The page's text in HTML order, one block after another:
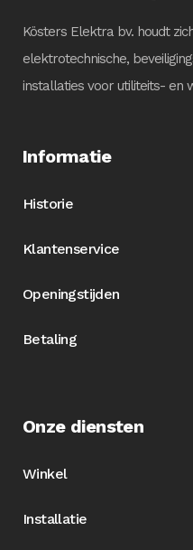
Kösters Elektra bv. houdt
elektrotechnische,
installaties voor utiliteits- en
Informatie
Historie
Klantenservice
Openingstijden
Betaling
Onze diensten
Winkel
Installatie